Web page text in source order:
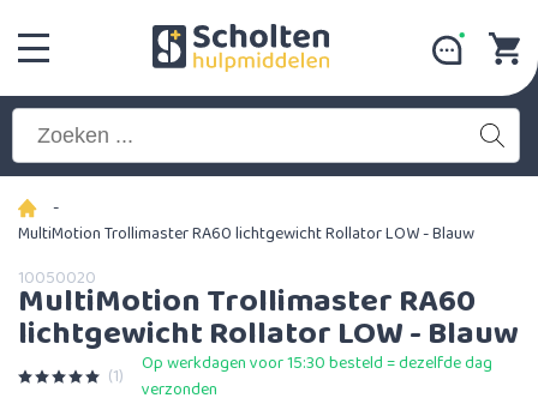
-
MultiMotion Trollimaster RA60 lichtgewicht Rollator LOW - Blauw
10050020
MultiMotion Trollimaster RA60
lichtgewicht Rollator LOW - Blauw
(1)
Op werkdagen voor 15:30 besteld = dezelfde dag
verzonden